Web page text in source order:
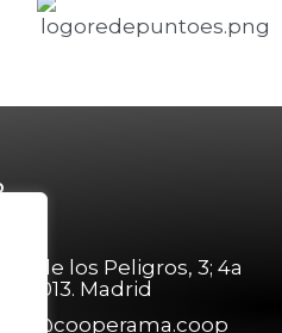
de los Peligros, 3; 4a
28013. Madrid